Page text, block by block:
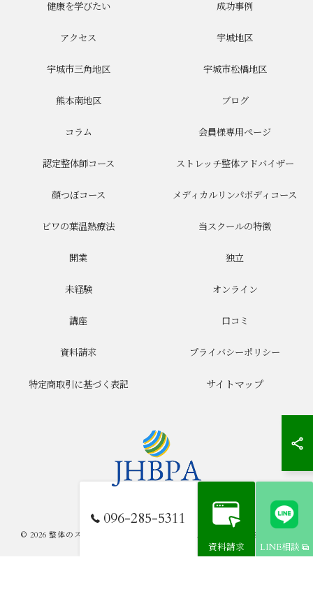
096-285-5311
資料請求 LINE相談
健康を学びたい 成功事例
アクセス 宇城地区
宇城市三角地区 宇城市松橋地区
熊本南地区 ブログ
コラム 会員様専用ページ
認定整体師コース ストレッチ整体アドバイザー
顔つぼコース メディカルリンパボディコース
ビワの葉温熱療法 当スクールの特徴
開業 独立
未経験 オンライン
講座 口コミ
資料請求 プライバシーポリシー
特定商取引に基づく表記 サイトマップ
© 2026 整体のスクールならJHB整体スクール ALL RIGHTS RESERVED.